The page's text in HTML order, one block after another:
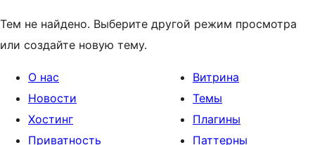
Тем не найдено. Выберите другой режим просмотра
или создайте новую тему.
О нас
Новости
Хостинг
Приватность
Витрина
Темы
Плагины
Паттерны